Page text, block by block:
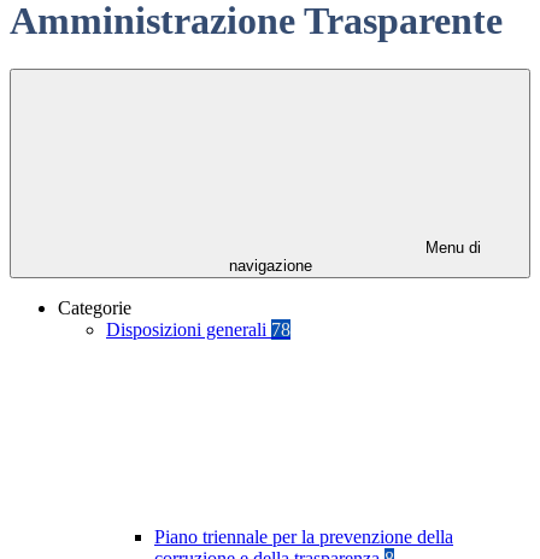
Amministrazione Trasparente
Menu di
navigazione
Categorie
Disposizioni generali 78
Piano triennale per la prevenzione della